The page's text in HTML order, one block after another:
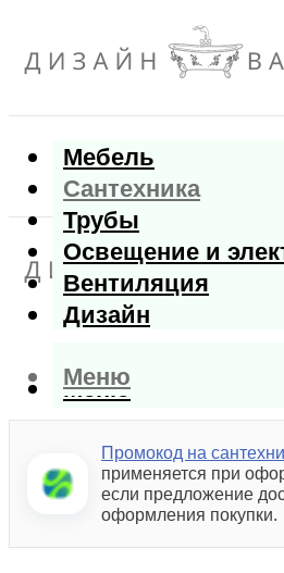
Мебель
Сантехника
Трубы
Освещение и
Вентиляция
Дизайн
Меню
Меню
Промокод на
применяется при
если предложение
оформления покупки.